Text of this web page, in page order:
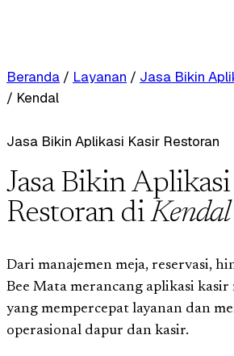
Beranda / Layanan / Jasa Bikin
/ Kendal
Jasa Bikin Aplikasi Kasir Restoran
Jasa Bikin
Restoran diKendal
Dari manajemen meja, reservasi,
Bee Mata merancang aplikasi
yang mempercepat layanan dan
operasional dapur dan kasir.